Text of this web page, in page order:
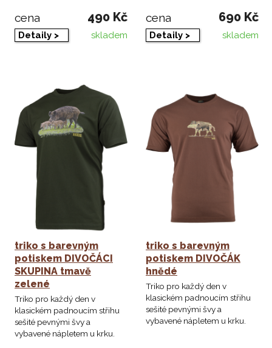
cena 490 Kč
Detaily > skladem
cena 690 Kč
Detaily > skladem
triko s barevným
potiskem DIVOČÁCI
SKUPINA tmavě
zelené
Triko pro každý den v
klasickém padnoucím střihu
sešité pevnými švy a
vybavené nápletem u krku.
triko s barevným
potiskem DIVOČÁK
hnědé
Triko pro každý den v
klasickém padnoucím střihu
sešité pevnými švy a
vybavené nápletem u krku.